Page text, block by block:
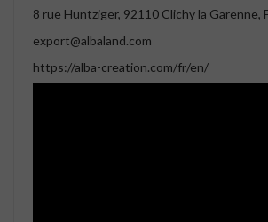
8 rue Huntziger, 92110 Clichy la Garenne,
export@albaland.com
https://alba-creation.com/fr/en/